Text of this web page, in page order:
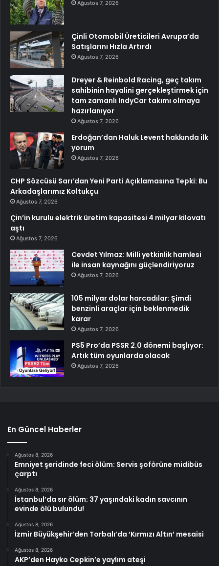
Ağustos 7, 2026
Çinli Otomobil Üreticileri Avrupa’da
Satışlarını Hızla Artırdı
Ağustos 7, 2026
Dreyer & Reinbold Racing, geç takım
sahibinin hayalini gerçekleştirmek için
tam zamanlı IndyCar takımı olmaya
hazırlanıyor
Ağustos 7, 2026
Erdoğan’dan Haluk Levent hakkında ilk
yorum
Ağustos 7, 2026
CHP Sözcüsü Sarı’dan Yeni Parti Açıklamasına Tepki: Bu
Arkadaşlarımız Koltukçu
Ağustos 7, 2026
Çin’in kurulu elektrik üretim kapasitesi 4 milyar kilovatı
aştı
Ağustos 7, 2026
Cevdet Yılmaz: Milli yetkinlik hamlesi
ile insan kaynağını güçlendiriyoruz
Ağustos 7, 2026
105 milyar dolar harcadılar: Şimdi
benzinli araçlar için beklenmedik
karar
Ağustos 7, 2026
PS5 Pro’da PSSR 2.0 dönemi başlıyor:
Artık tüm oyunlarda olacak
Ağustos 7, 2026
En Güncel Haberler
Ağustos 8, 2026
Emniyet şeridinde feci ölüm: Servis şoförüne midibüs
çarptı
Ağustos 8, 2026
İstanbul’da sır ölüm: 37 yaşındaki kadın savcının
evinde ölü bulundu!
Ağustos 8, 2026
İzmir Büyükşehir’den Torbalı’da ‘Kırmızı Altın’ mesaisi
Ağustos 8, 2026
AKP’den Hayko Cepkin’e yaylım ateşi